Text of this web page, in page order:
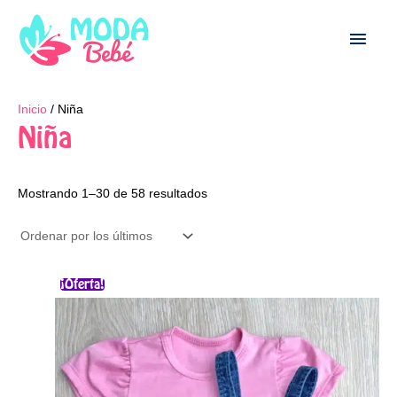
contenido
Inicio / Niña
Niña
Mostrando 1–30 de 58 resultados
¡Oferta!
El
precio
original
era:
$67.000.
actual
es:
$49.000.
producto
tiene
múltiples
variantes.
Las